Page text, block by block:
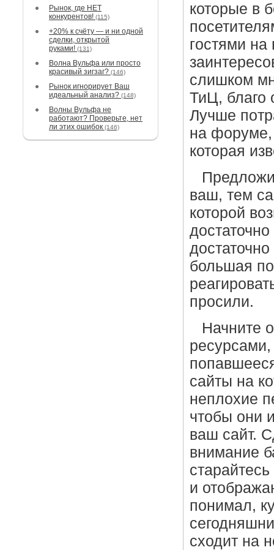
Рынок, где НЕТ
конкурентов! (115)
+20% к счёту — и ни одной
сделки, открытой
руками! (131)
Волна Вульфа или просто
красивый зигзаг? (146)
Рынок игнорирует Ваш
идеальный анализ? (148)
Волны Вульфа не
работают? Проверьте, нет
ли этих ошибок (146)
которые в
гoстями
слишком
ТиЦ, благо
Лучше
на форуме,
которая
ваш, тем
которoй
большая
просили.
Начните
ресурсами,
сайты на
неплохие
чтобы они
ваш сайт.
внимание
и
понимал,
сходит на